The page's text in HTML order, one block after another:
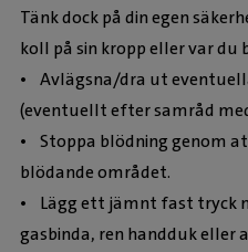
Tänk dock på din egen
koll på sin kropp eller var du
• Avlägsna/dra ut
(eventuellt efter samråd
• Stoppa blödning genom
blödande området.
• Lägg ett jämnt fast tryck
gasbinda, ren handduk eller